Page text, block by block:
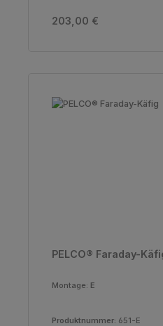
Regulärer Preis:
203,00 €
PELCO® Faraday-
Montage: E
Produktnummer: 651-E